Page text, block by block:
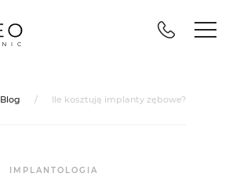
Blog / Ile kosztują implanty zębowe?
IMPLANTOLOGIA